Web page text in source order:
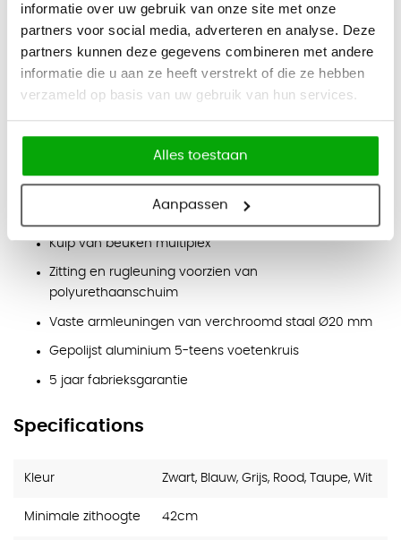
informatie over uw gebruik van onze site met onze
partners voor social media, adverteren en analyse. Deze
partners kunnen deze gegevens combineren met andere
informatie die u aan ze heeft verstrekt of die ze hebben
verzameld op basis van uw gebruik van hun services.
Alles toestaan
Aanpassen
Functies
Mechanisme: kantelbaar met gewichtsregeling
Armleuningen: vaste armleuningen met zwarte
polyurethaan pads
Italiaanse directiestoel met hoge rugleuning
Leverbaar met kunstleren of echt leren bekleding
Kuip van beuken multiplex
Zitting en rugleuning voorzien van
polyurethaanschuim
Vaste armleuningen van verchroomd staal Ø20 mm
Gepolijst aluminium 5-teens voetenkruis
5 jaar fabrieksgarantie
Specifications
Kleur Zwart, Blauw, Grijs, Rood, Taupe, Wit
Minimale zithoogte 42cm